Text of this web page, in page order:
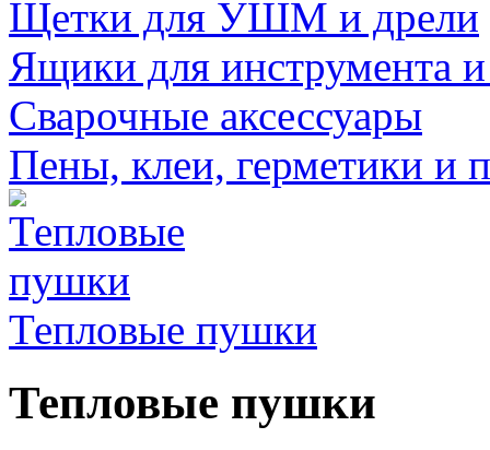
Щетки для УШМ и дрели
Ящики для инструмента
Сварочные аксессуары
Пены, клеи, герметики и
Тепловые пушки
Тепловые пушки